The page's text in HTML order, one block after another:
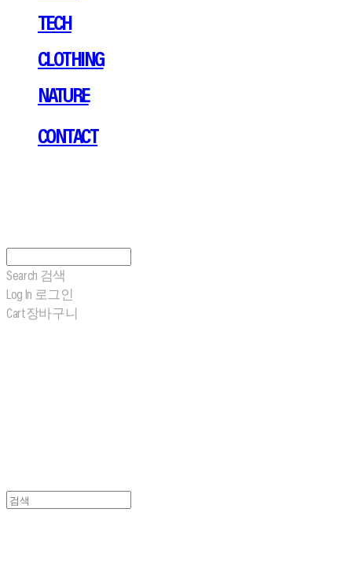
TECH
CLOTHING
NATURE
CONTACT
Search 검색
Log In 로그인
Cart장바구니